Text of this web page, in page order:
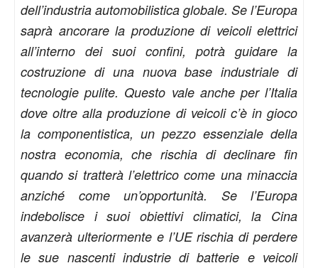
dell’industria automobilistica globale. Se l’Europa
saprà ancorare la produzione di veicoli elettrici
all’interno dei suoi confini, potrà guidare la
costruzione di una nuova base industriale di
tecnologie pulite. Questo vale anche per l’Italia
dove oltre alla produzione di veicoli c’è in gioco
la componentistica, un pezzo essenziale della
nostra economia, che rischia di declinare fin
quando si tratterà l’elettrico come una minaccia
anziché come un’opportunità. Se l’Europa
indebolisce i suoi obiettivi climatici, la Cina
avanzerà ulteriormente e l’UE rischia di perdere
le sue nascenti industrie di batterie e veicoli